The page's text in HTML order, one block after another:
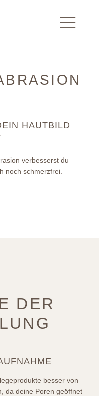
HAUTBILD
verbesserst du
noch schmerzfrei.
DER
besser von
da deine Poren geöffnet